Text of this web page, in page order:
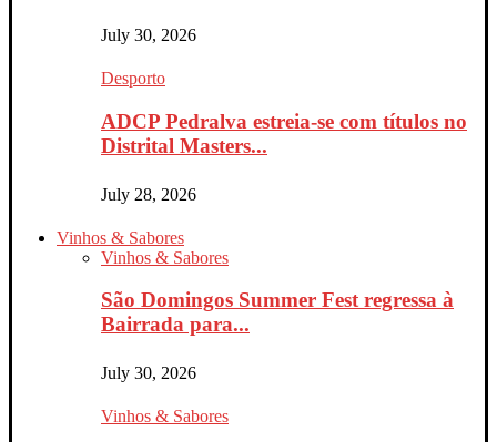
July 30, 2026
Desporto
ADCP Pedralva estreia-se com títulos no
Distrital Masters...
July 28, 2026
Vinhos & Sabores
Vinhos & Sabores
São Domingos Summer Fest regressa à
Bairrada para...
July 30, 2026
Vinhos & Sabores